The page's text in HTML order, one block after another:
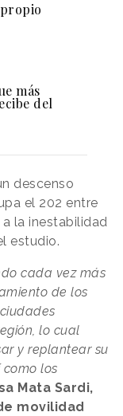
más
del
descenso
el 202 entre
la inestabilidad
estudio.
cada vez más
de los
lo cual
y replantear su
los
Mata Sardi,
movilidad